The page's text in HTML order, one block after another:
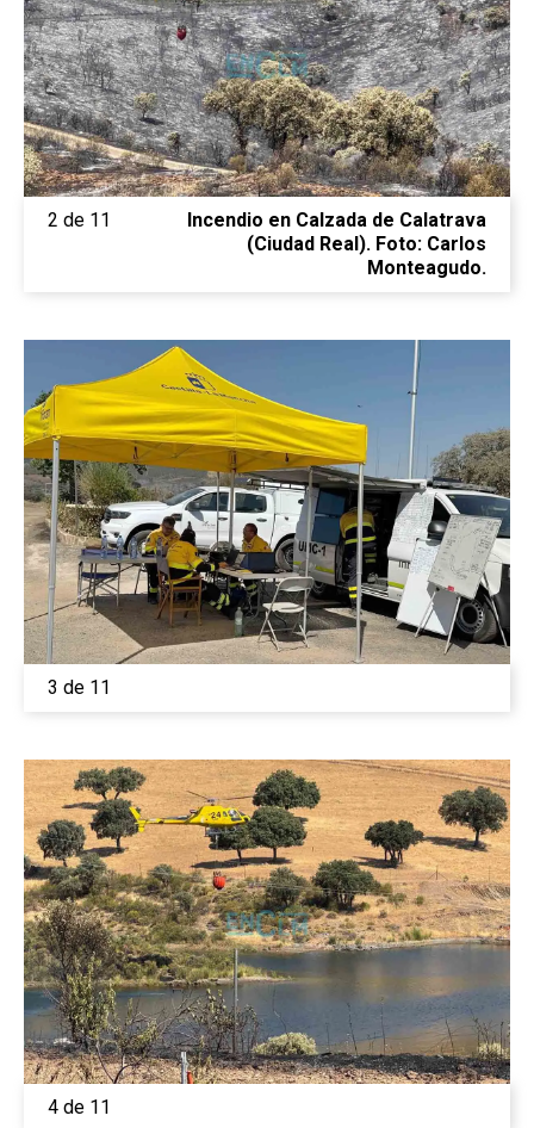
2 de 11
Incendio en Calzada de Calatrava
(Ciudad Real). Foto: Carlos
Monteagudo.
3 de 11
4 de 11